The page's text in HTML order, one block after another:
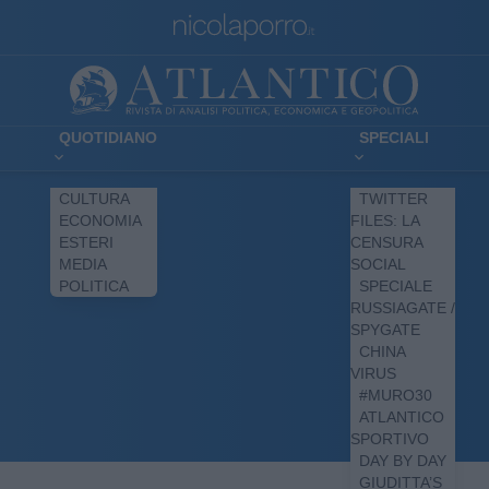
QUOTIDIANO
CULTURA
ECONOMIA
ESTERI
MEDIA
POLITICA
SPECIALI
TWITTER
FILES: LA
CENSURA
SOCIAL
SPECIALE
RUSSIAGATE /
SPYGATE
CHINA
VIRUS
#MURO30
ATLANTICO
SPORTIVO
DAY BY DAY
GIUDITTA’S